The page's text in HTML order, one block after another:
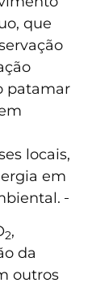
que
patamar
locais,
em
2,
da
outros